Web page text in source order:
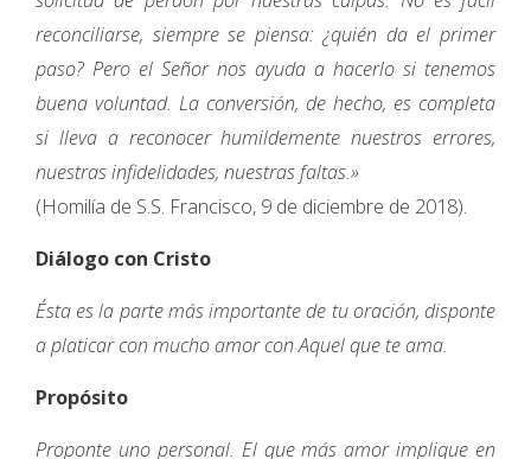
reconciliarse, siempre se piensa: ¿quién da el primer
paso? Pero el Señor nos ayuda a hacerlo si tenemos
buena voluntad. La conversión, de hecho, es completa
si lleva a reconocer humildemente nuestros errores,
nuestras infidelidades, nuestras faltas.»
(Homilía de S.S. Francisco, 9 de diciembre de 2018).
Diálogo con Cristo
Ésta es la parte más importante de tu oración, disponte
a platicar con mucho amor con Aquel que te ama.
Propósito
Proponte uno personal. El que más amor implique en